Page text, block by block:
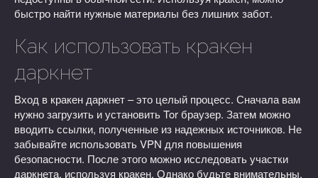
быстро найти нужные материалы без лишних забот.
Как использовать кракен
даркнет
Вход в кракен даркнет – это целый процесс. Сначала вам
нужно загрузить и установить Tor браузер. Затем можно
вводить ссылки, полученные из надежных источников. Не
забывайте использовать VPN для повышения
безопасности. После этого можно исследовать участки
даркнета, используя кракен. Однако будьте внимательны,